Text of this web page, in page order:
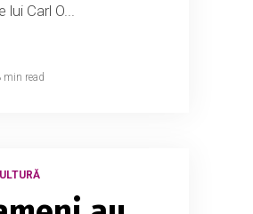
Carl O...
min read